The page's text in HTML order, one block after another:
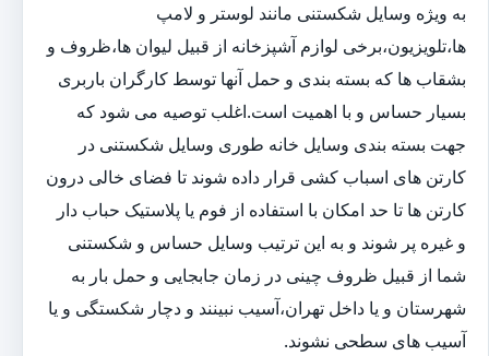
به ویژه وسایل شکستنی مانند لوستر و لامپ
ها،تلویزیون،برخی لوازم آشپزخانه از قبیل لیوان ها،ظروف و
بشقاب ها که بسته بندی و حمل آنها توسط کارگران باربری
بسیار حساس و با اهمیت است.اغلب توصیه می شود که
جهت بسته بندی وسایل خانه طوری وسایل شکستنی در
کارتن های اسباب کشی قرار داده شوند تا فضای خالی درون
کارتن ها تا حد امکان با استفاده از فوم یا پلاستیک حباب دار
و غیره پر شوند و به این ترتیب وسایل حساس و شکستنی
شما از قبیل ظروف چینی در زمان جابجایی و حمل بار به
شهرستان و یا داخل تهران،آسیب نبینند و دچار شکستگی و یا
آسیب های سطحی نشوند.